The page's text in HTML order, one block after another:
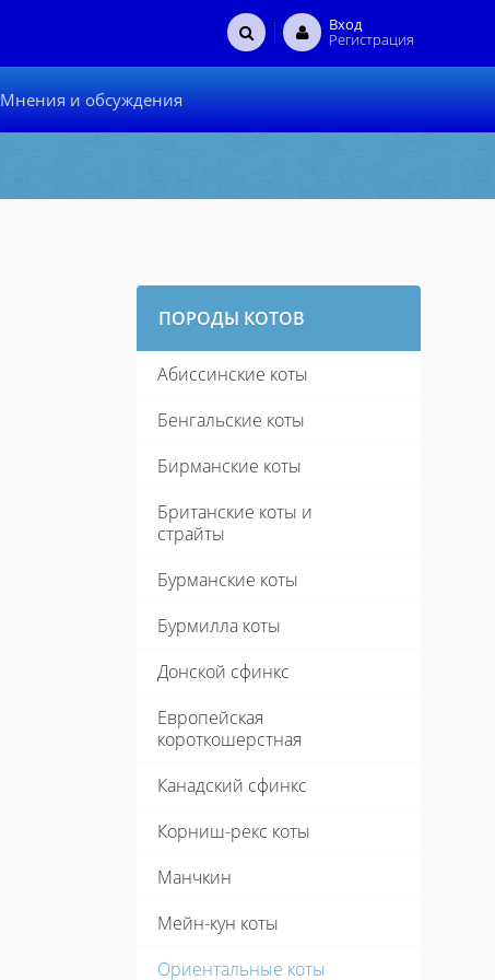
Вход
Регистрация
Мнения и обсуждения
ПОРОДЫ КОТОВ
Абиссинские коты
Бенгальские коты
Бирманские коты
Британские коты и
страйты
Бурманские коты
Бурмилла коты
Донской сфинкс
Европейская
короткошерстная
Канадский сфинкс
Корниш-рекс коты
Манчкин
Мейн-кун коты
Ориентальные коты